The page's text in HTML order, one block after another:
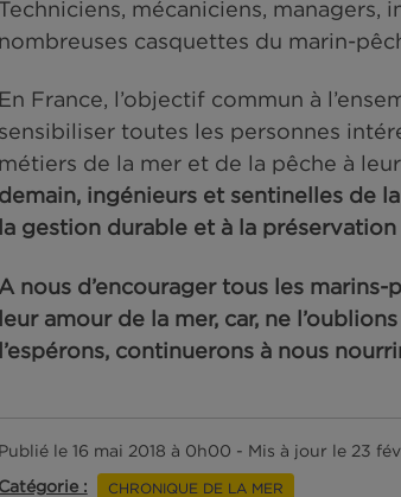
Il faut alors distinguer des
bord, la lutte contre les
médicaux d’urgence sont
Il est alors possible de
Certificat d’Aptitude
professionnel et même un
d’entreprise pour ceux qui
nombreuses casquettes du
En France, l’objectif